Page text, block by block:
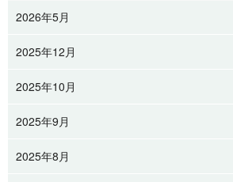
2026年5月
2025年12月
2025年10月
2025年9月
2025年8月